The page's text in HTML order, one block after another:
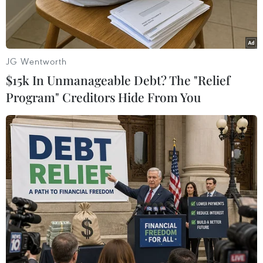
Xe tải xếp hàng dài tại cửa khẩu biên giới Ba Lan-Ukraine ở
Dorohusk, Ba Lan. (Ảnh: AFP/TTXVN)
Ngày 27/11, các tài xế xe tải và nông dân Ba Lan
bắt đầu phong tỏa hoàn toàn Cửa khẩu Medyka,
JG Wentworth
$15k In Unmanageable Debt? The "Relief
Program" Creditors Hide From You